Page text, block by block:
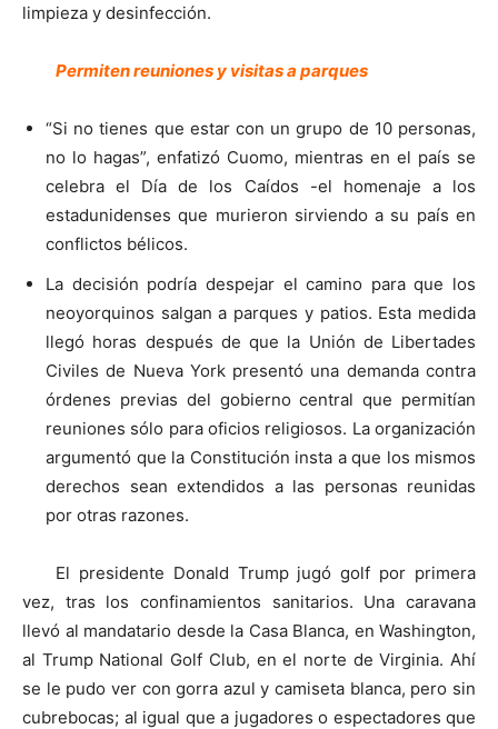
limpieza y desinfección.
Permiten reuniones y visitas a parques
“Si no tienes que estar con un grupo de 10 personas,
no lo hagas”, enfatizó Cuomo, mientras en el país se
celebra el Día de los Caídos -el homenaje a los
estadunidenses que murieron sirviendo a su país en
conflictos bélicos.
La decisión podría despejar el camino para que los
neoyorquinos salgan a parques y patios. Esta medida
llegó horas después de que la Unión de Libertades
Civiles de Nueva York presentó una demanda contra
órdenes previas del gobierno central que permitían
reuniones sólo para oficios religiosos. La organización
argumentó que la Constitución insta a que los mismos
derechos sean extendidos a las personas reunidas
por otras razones.
El presidente Donald Trump jugó golf por primera
vez, tras los confinamientos sanitarios. Una caravana
llevó al mandatario desde la Casa Blanca, en Washington,
al Trump National Golf Club, en el norte de Virginia. Ahí
se le pudo ver con gorra azul y camiseta blanca, pero sin
cubrebocas; al igual que a jugadores o espectadores que